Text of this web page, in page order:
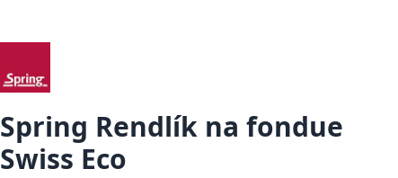
Spring Rendlík na fondue
Swiss Eco